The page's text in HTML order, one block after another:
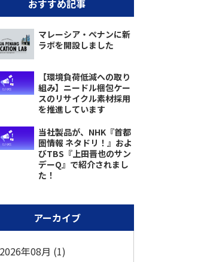
おすすめ記事
マレーシア・ペナンに新
ラボを開設しました
【環境負荷低減への取り
組み】ニードル梱包ケー
スのリサイクル素材採用
を推進しています
当社製品が、NHK『首都
圏情報 ネタドリ！』およ
びTBS『上田晋也のサン
デーQ』で紹介されまし
た！
アーカイブ
2026年08月 (1)